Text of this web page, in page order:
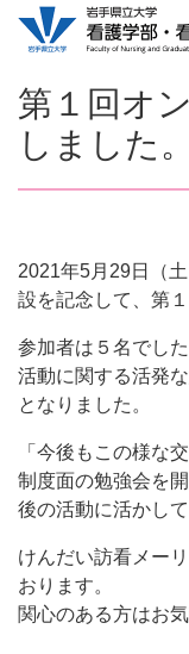
第１回オ
しました。
2021年5月29日（
設を記念して、第
参加者は５名でし
活動に関する活発
となりました。
「今後もこの様な
制度面の勉強会を
後の活動に活かし
けんだい訪看メー
おります。
関心のある方はお